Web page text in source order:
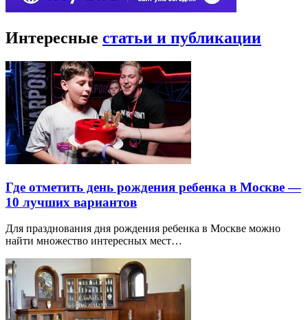
Интересные статьи и публикации
Где отметить день рождения ребенка в Москве —
10 лучших вариантов
Для празднования дня рождения ребенка в Москве можно
найти множество интересных мест…